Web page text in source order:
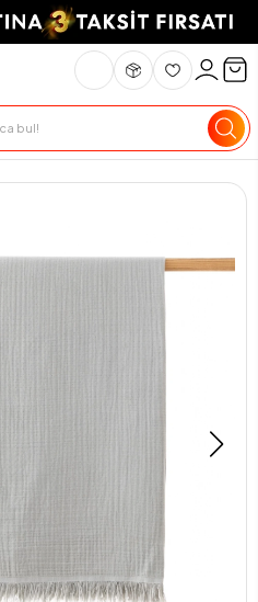
Teknik Özellikler Teslimat Ve İade